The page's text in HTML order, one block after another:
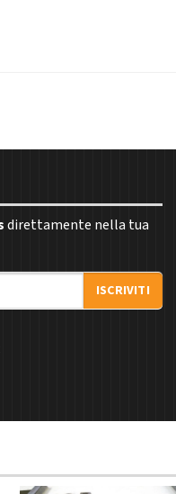
direttamente nella tua
ISCRIVITI